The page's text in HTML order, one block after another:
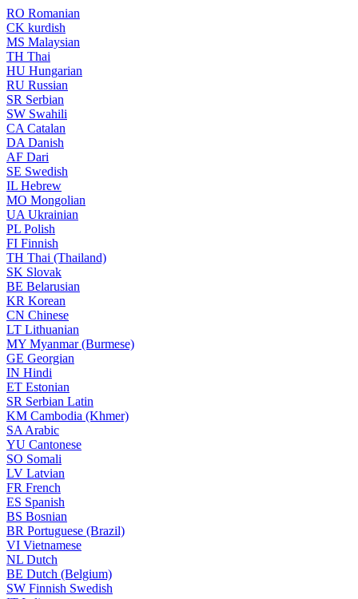
RO Romanian
CK kurdish
MS Malaysian
TH Thai
HU Hungarian
RU Russian
SR Serbian
SW Swahili
CA Catalan
DA Danish
AF Dari
SE Swedish
IL Hebrew
MO Mongolian
UA Ukrainian
PL Polish
FI Finnish
TH Thai (Thailand)
SK Slovak
BE Belarusian
KR Korean
CN Chinese
LT Lithuanian
MY Myanmar (Burmese)
GE Georgian
IN Hindi
ET Estonian
SR Serbian Latin
KM Cambodia (Khmer)
SA Arabic
YU Cantonese
SO Somali
LV Latvian
FR French
ES Spanish
BS Bosnian
BR Portuguese (Brazil)
VI Vietnamese
NL Dutch
BE Dutch (Belgium)
SW Finnish Swedish